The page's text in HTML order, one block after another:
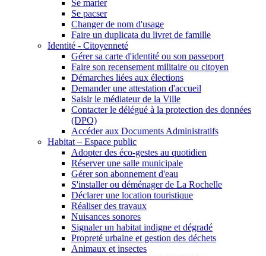
Se marier
Se pacser
Changer de nom d'usage
Faire un duplicata du livret de famille
Identité - Citoyenneté
Gérer sa carte d'identité ou son passeport
Faire son recensement militaire ou citoyen
Démarches liées aux élections
Demander une attestation d'accueil
Saisir le médiateur de la Ville
Contacter le délégué à la protection des données
(DPO)
Accéder aux Documents Administratifs
Habitat – Espace public
Adopter des éco-gestes au quotidien
Réserver une salle municipale
Gérer son abonnement d'eau
S'installer ou déménager de La Rochelle
Déclarer une location touristique
Réaliser des travaux
Nuisances sonores
Signaler un habitat indigne et dégradé
Propreté urbaine et gestion des déchets
Animaux et insectes